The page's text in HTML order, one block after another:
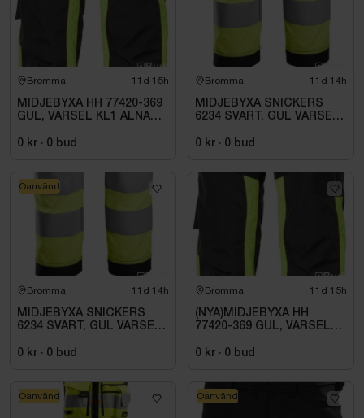
Bromma 11d 15h
MIDJEBYXA HH 77420-369
GUL, VARSEL KL1 ALNA
0 kr · 0 bud
Bromma 11d 14h
MIDJEBYXA SNICKERS
6234 SVART, GUL VARSEL
0 kr · 0 bud
Bromma 11d 14h
MIDJEBYXA SNICKERS
6234 SVART, GUL VARSEL
0 kr · 0 bud
Oanvänd
Bromma 11d 15h
(NYA)MIDJEBYXA HH
77420-369 GUL, VARSEL
0 kr · 0 bud
Oanvänd Oanvänd